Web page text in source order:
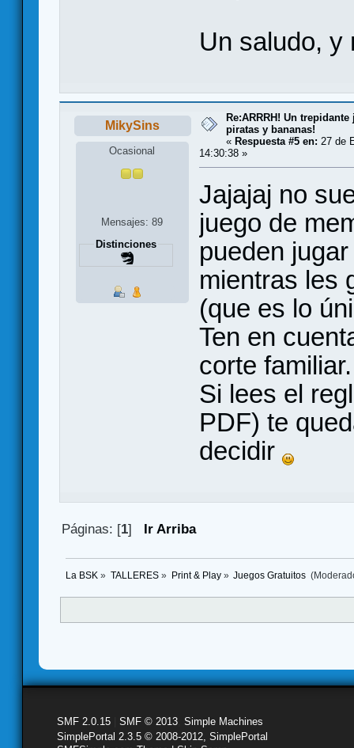
Un saludo, y
MikySins
Ocasional
Mensajes: 89
Distinciones
Re:ARRRH! Un
piratas y bananas!
« Respuesta #5 en: 27 de
14:30:38 »
Jajajaj no
juego de
pueden
mientras les
(que es lo
Ten en
corte
Si lees el
PDF) te
decidir
Páginas: [1] Ir Arriba
La BSK » TALLERES» Print & Play» Juegos Gratuitos
SMF 2.0.15 SMF © 2013 Simple Machines
SimplePortal 2.3.5 © 2008-2012, SimplePortal